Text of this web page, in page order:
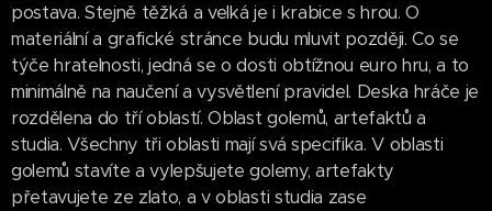
postava. Stejně těžká a velká je i krabice s hrou. O
materiální a grafické stránce budu mluvit později. Co se
týče hratelnosti, jedná se o dosti obtížnou euro hru, a to
minimálně na naučení a vysvětlení pravidel. Deska hráče je
rozdělena do tří oblastí. Oblast golemů, artefaktů a
studia. Všechny tři oblasti mají svá specifika. V oblasti
golemů stavíte a vylepšujete golemy, artefakty
přetavujete ze zlato, a v oblasti studia zase